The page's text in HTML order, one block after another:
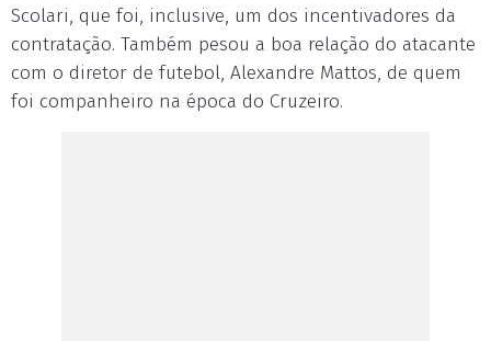
Scolari, que foi, inclusive, um dos incentivadores da
contratação. Também pesou a boa relação do atacante
com o diretor de futebol, Alexandre Mattos, de quem
foi companheiro na época do Cruzeiro.